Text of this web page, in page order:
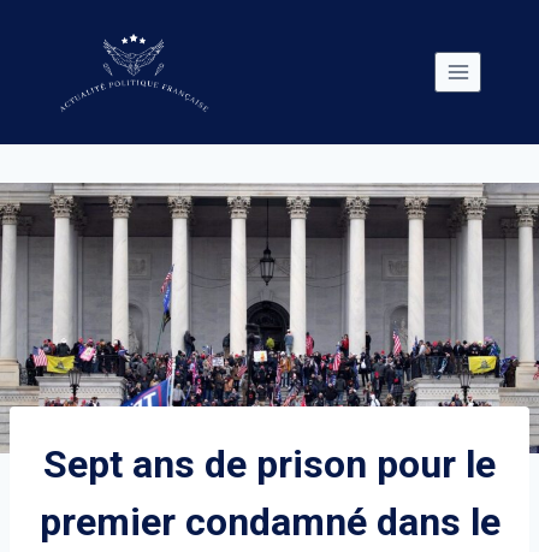
Sept ans de prison pour le
premier condamné dans le